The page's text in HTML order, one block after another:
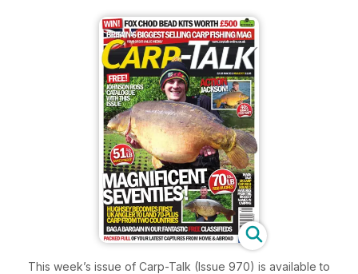
This week’s issue of Carp-Talk (Issue 970) is available to